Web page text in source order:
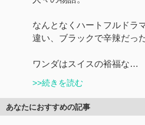
なんとなくハートフルドラ
違い、ブラックで辛辣だっ
ワンダはスイスの裕福な…
>>続きを読む
あなたにおすすめの記事